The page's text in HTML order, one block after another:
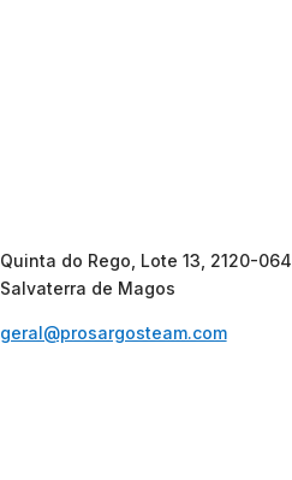
Quinta do Rego, Lote 13, 2120-064
Salvaterra de Magos
geral@prosargosteam.com